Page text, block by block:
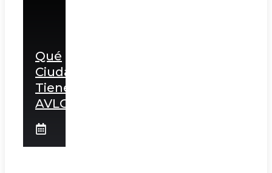
Qué
Ciudades
Tienen
AVLO